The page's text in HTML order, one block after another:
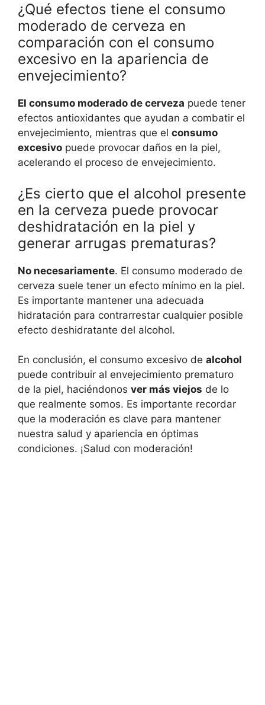
¿Qué efectos tiene el consumo
moderado de cerveza en
comparación con el consumo
excesivo en la apariencia de
envejecimiento?
El consumo moderado de cerveza puede tener
efectos antioxidantes que ayudan a combatir el
envejecimiento, mientras que el consumo
excesivo puede provocar daños en la piel,
acelerando el proceso de envejecimiento.
¿Es cierto que el alcohol presente
en la cerveza puede provocar
deshidratación en la piel y
generar arrugas prematuras?
No necesariamente. El consumo moderado de
cerveza suele tener un efecto mínimo en la piel.
Es importante mantener una adecuada
hidratación para contrarrestar cualquier posible
efecto deshidratante del alcohol.
En conclusión, el consumo excesivo de alcohol
puede contribuir al envejecimiento prematuro
de la piel, haciéndonos ver más viejos de lo
que realmente somos. Es importante recordar
que la moderación es clave para mantener
nuestra salud y apariencia en óptimas
condiciones. ¡Salud con moderación!